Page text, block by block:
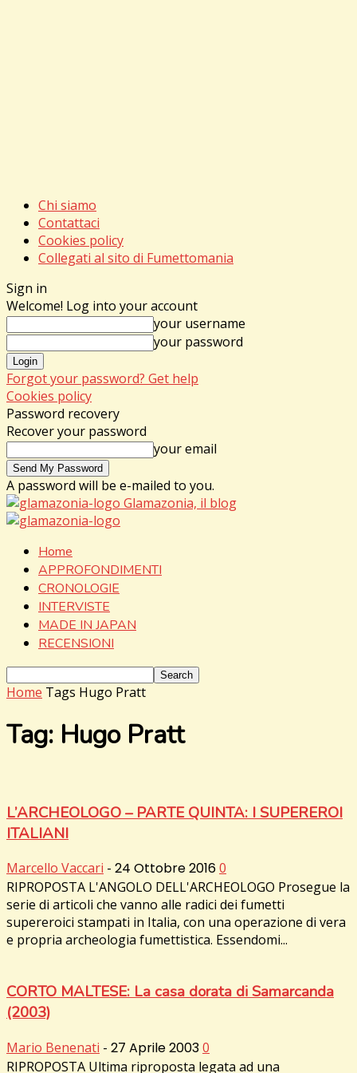
Chi siamo
Contattaci
Cookies policy
Collegati al sito di Fumettomania
Sign in
Welcome! Log into your account
your username
your password
Forgot your password? Get help
Cookies policy
Password recovery
Recover your password
your email
A password will be e-mailed to you.
Glamazonia, il blog
Home
APPROFONDIMENTI
CRONOLOGIE
INTERVISTE
MADE IN JAPAN
RECENSIONI
Home Tags Hugo Pratt
Tag: Hugo Pratt
L’ARCHEOLOGO – PARTE QUINTA: I SUPEREROI
ITALIANI
Marcello Vaccari - 24 Ottobre 20160
RIPROPOSTA L'ANGOLO DELL'ARCHEOLOGO Prosegue la
serie di articoli che vanno alle radici dei fumetti
supereroici stampati in Italia, con una operazione di vera
e propria archeologia fumettistica. Essendomi...
CORTO MALTESE: La casa dorata di Samarcanda
(2003)
Mario Benenati - 27 Aprile 20030
RIPROPOSTA Ultima riproposta legata ad una